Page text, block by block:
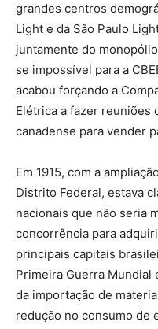
grandes centros
Light e da São Paulo
juntamente do
se impossível para a
acabou forçando a
Elétrica a fazer reuniões
canadense para vender
Em 1915, com a
Distrito Federal, estava
nacionais que não seria
concorrência para
principais capitais
Primeira Guerra
da importação de
redução no consumo de